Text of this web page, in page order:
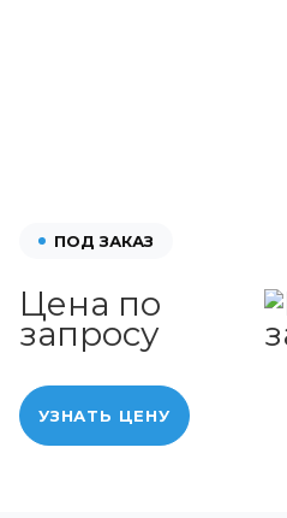
ПОД ЗАКАЗ
Цена по
запросу
УЗНАТЬ ЦЕНУ